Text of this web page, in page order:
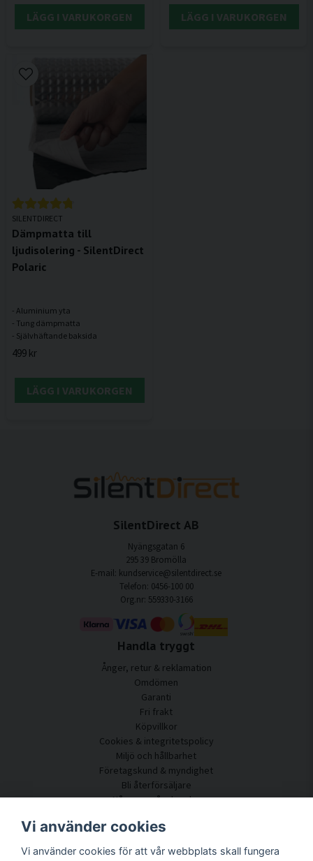
LÄGG I VARUKORGEN LÄGG I VARUKORGEN
SILENTDIRECT
Dämpmatta till
ljudisolering - SilentDirect
Polaric
- Aluminium yta
- Tung dämpmatta
499 kr
LÄGG I VARUKORGEN
SilentDirect AB
Nyängsgatan 6
295 39 Bromölla
E-mail: kundservice@silentdirect.se
Telefon: 0456-100 00
Org.nr: 559330-3166
Handla tryggt
Ånger, retur & reklamation
Omdömen
Garanti
Fri frakt
Köpvillkor
Cookies & integritetspolicy
Miljö och hållbarhet
Företagskund & myndighet
Bli återförsäljare
Några av våra kunder
Kundtjänst
Akustikrådgivning
Vi använder cookies
Vi använder cookies för att vår webbplats skall fungera